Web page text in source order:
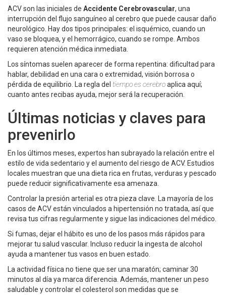
ACV son las iniciales de Accidente Cerebrovascular, una
interrupción del flujo sanguíneo al cerebro que puede causar daño
neurológico. Hay dos tipos principales: el isquémico, cuando un
vaso se bloquea, y el hemorrágico, cuando se rompe. Ambos
requieren atención médica inmediata.
Los síntomas suelen aparecer de forma repentina: dificultad para
hablar, debilidad en una cara o extremidad, visión borrosa o
pérdida de equilibrio. La regla del tiempo es cerebroaplica aquí;
cuanto antes recibas ayuda, mejor será la recuperación.
Últimas noticias y claves para
prevenirlo
En los últimos meses, expertos han subrayado la relación entre el
estilo de vida sedentario y el aumento del riesgo de ACV. Estudios
locales muestran que una dieta rica en frutas, verduras y pescado
puede reducir significativamente esa amenaza.
Controlar la presión arterial es otra pieza clave. La mayoría de los
casos de ACV están vinculados a hipertensión no tratada, así que
revisa tus cifras regularmente y sigue las indicaciones del médico.
Si fumas, dejar el hábito es uno de los pasos más rápidos para
mejorar tu salud vascular. Incluso reducir la ingesta de alcohol
ayuda a mantener tus vasos en buen estado.
La actividad física no tiene que ser una maratón; caminar 30
minutos al día ya marca diferencia. Además, mantener un peso
saludable y controlar el colesterol son medidas que se